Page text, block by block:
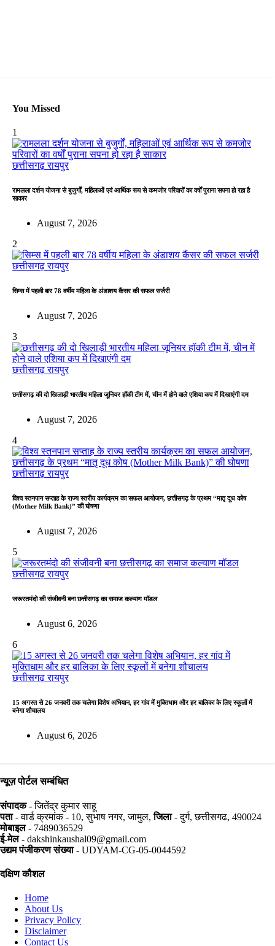
You Missed
1
छत्तीसगढ़रायपुर
रामलला दर्शन योजना से बुजुर्गों, महिलाओं एवं आर्थिक रूप से कमजोर परिवारों का वर्षों पुराना सपना हो रहा है
साकार
August 7, 2026
2
छत्तीसगढ़रायपुर
सिम्स में पहली बार 78 वर्षीय महिला के अंडाशय कैंसर की सफल सर्जरी
August 7, 2026
3
छत्तीसगढ़रायपुर
छत्तीसगढ़ की दो खिलाड़ी भारतीय महिला जूनियर हॉकी टीम में, चीन में होने वाले एशिया कप में दिखाएंगी दम
August 7, 2026
4
छत्तीसगढ़रायपुर
विश्व स्तनपान सप्ताह के राज्य स्तरीय कार्यक्रम का सफल आयोजन, छत्तीसगढ़ के प्रथम “मातृ दूध कोष
(Mother Milk Bank)” की घोषणा
August 7, 2026
5
छत्तीसगढ़रायपुर
जरूरतमंदो की संजीवनी बना छत्तीसगढ़ का समाज कल्याण मॉडल
August 6, 2026
6
छत्तीसगढ़रायपुर
15 अगस्त से 26 जनवरी तक चलेगा विशेष अभियान, हर गांव में मुक्तिधाम और हर बालिका के लिए स्कूलों में
बनेगा शौचालय
August 6, 2026
न्यूज़ पोर्टल सम्बंधित
संपादक- जितेंद्र कुमार साहू
पता- वार्ड क्रमांक - 10, सुभाष नगर, जामुल,जिला- दुर्ग, छत्तीसगढ, 490024
मोबाइल- 7489036529
ई-मेल- dakshinkaushal09@gmail.com
उद्यम पंजीकरण संख्या- UDYAM-CG-05-0044592
दक्षिण कौशल
Home
About Us
Privacy Policy
Disclaimer
Contact Us